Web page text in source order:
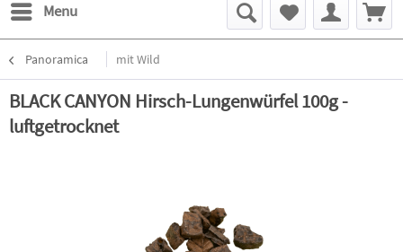
Menu
Panoramica mit Wild
BLACK CANYON Hirsch-Lungenwürfel 100g -
luftgetrocknet